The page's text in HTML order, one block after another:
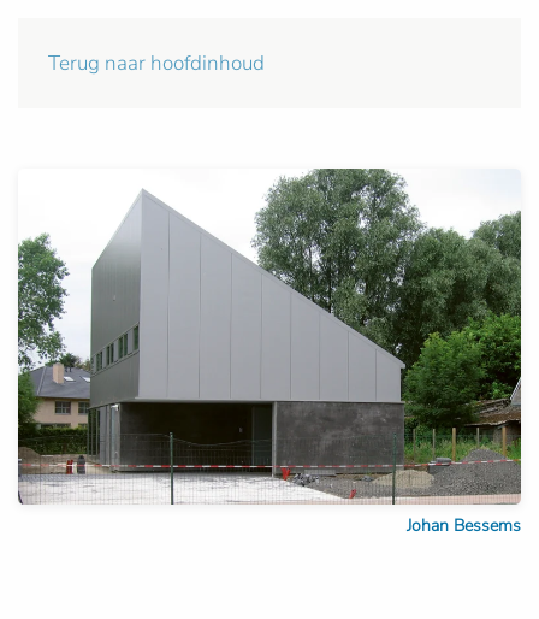
Terug naar hoofdinhoud
Johan Bessems